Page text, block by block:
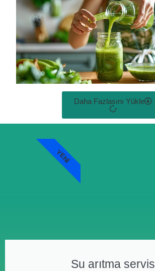
Daha Fazlasını Yükle
Su arıtma servis
YENI